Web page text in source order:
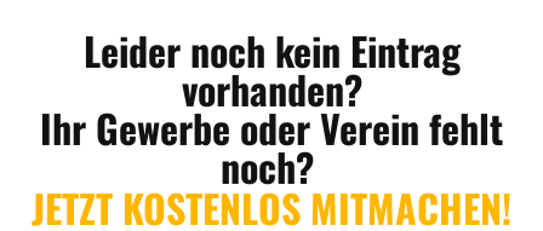
Leider noch kein Eintrag
vorhanden?
Ihr Gewerbe oder Verein fehlt
noch?
JETZT KOSTENLOS MITMACHEN!